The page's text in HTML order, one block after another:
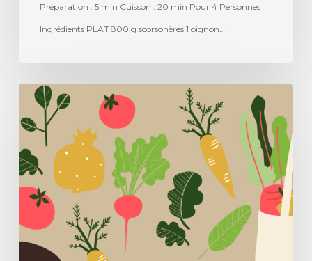
Préparation : 5 min Cuisson : 20 min Pour 4 Personnes
Ingrédients PLAT 800 g scorsonères 1 oignon…